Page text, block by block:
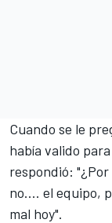
Cuando se le
había valido
respondió:
no.... el equipo,
mal hoy".